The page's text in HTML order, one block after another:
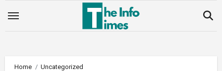
Home
Uncategorized